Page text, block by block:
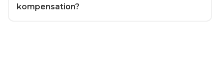
kompensation?